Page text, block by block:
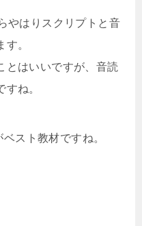
やはりスクリプトと音
。
とはいいですが、音読
ね。
スト教材ですね。